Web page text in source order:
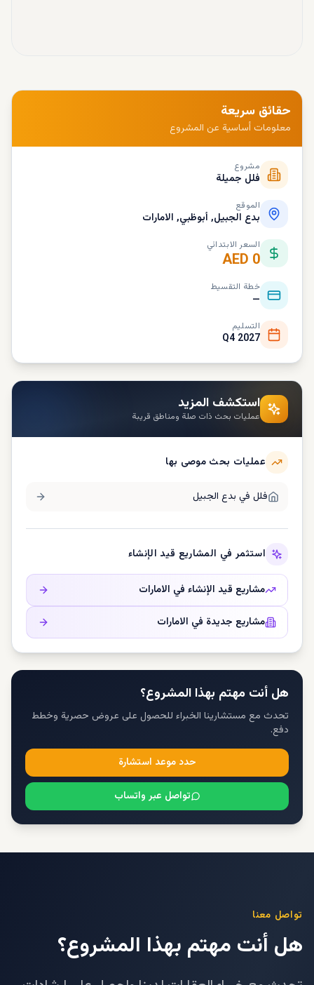
حقائق سريعة
معلومات أساسية عن المشروع
مشروع
فلل جميلة
الموقع
بدع الجبيل, أبوظبي, الامارات
السعر الابتدائي
AED 0
خطة التقسيط
—
التسليم
Q4 2027
استكشف المزيد
عمليات بحث ذات صلة ومناطق قريبة
عمليات بحث موصى بها
فلل في بدع الجبيل
استثمر في المشاريع قيد الإنشاء
مشاريع قيد الإنشاء في الامارات
مشاريع جديدة في الامارات
هل أنت مهتم بهذا المشروع؟
تحدث مع مستشارينا الخبراء للحصول على عروض حصرية وخطط
دفع.
حدد موعد استشارة
تواصل عبر واتساب
تواصل معنا
هل أنت مهتم بهذا المشروع؟